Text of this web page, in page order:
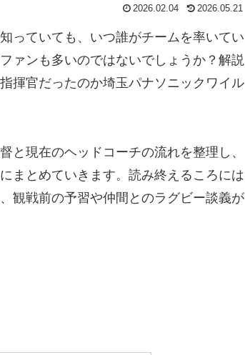
2026.02.04 2026.05.21
っていても、いつ誰がチームを率いてい
ァンも多いのではないでしょうか？解説
揮官だったのか埼玉パナソニックワイル
と現在のヘッドコーチの流れを整理し、
まとめていきます。読み終えるころには
観戦前の予習や仲間とのラグビー談義が